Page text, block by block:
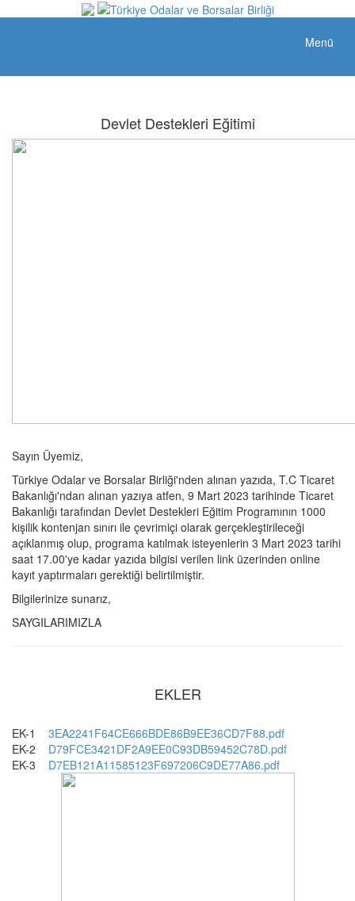
Menü
Devlet Destekleri Eğitimi
Sayın Üyemiz,
Türkiye Odalar ve Borsalar Birliği'nden alınan yazıda, T.C Ticaret
Bakanlığı'ndan alınan yazıya atfen, 9 Mart 2023 tarihinde Ticaret
Bakanlığı tarafından Devlet Destekleri Eğitim Programının 1000
kişilik kontenjan sınırı ile çevrimiçi olarak gerçekleştirileceği
açıklanmış olup, programa katılmak isteyenlerin 3 Mart 2023 tarihi
saat 17.00'ye kadar yazıda bilgisi verilen link üzerinden online
kayıt yaptırmaları gerektiği belirtilmiştir.
Bilgilerinize sunarız,
SAYGILARIMIZLA
EKLER
EK-1 3EA2241F64CE666BDE86B9EE36CD7F88.pdf
EK-2 D79FCE3421DF2A9EE0C93DB59452C78D.pdf
EK-3 D7EB121A11585123F697206C9DE77A86.pdf